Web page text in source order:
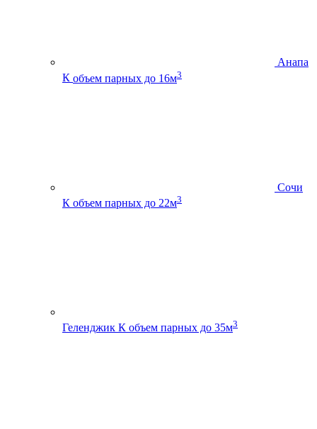
Анапа
К объем парных до 16м3
Сочи
К объем парных до 22м3
Геленджик К объем парных до 35м3